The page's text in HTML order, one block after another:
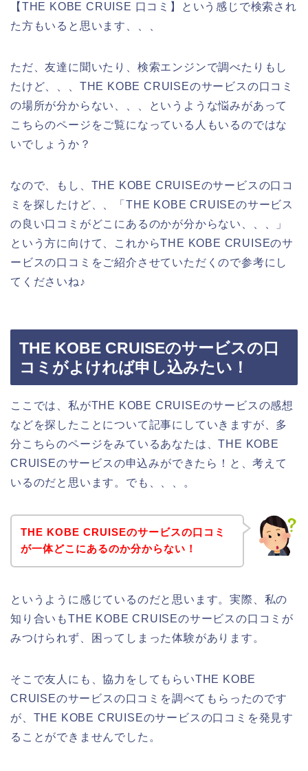
【THE KOBE CRUISE 口コミ】という感じで検索され
た方もいると思います、、、
ただ、友達に聞いたり、検索エンジンで調べたりもし
たけど、、、THE KOBE CRUISEのサービスの口コミ
の場所が分からない、、、というような悩みがあって
こちらのページをご覧になっている人もいるのではな
いでしょうか？
なので、もし、THE KOBE CRUISEのサービスの口コ
ミを探したけど、、「THE KOBE CRUISEのサービス
の良い口コミがどこにあるのかが分からない、、、」
という方に向けて、これからTHE KOBE CRUISEのサ
ービスの口コミをご紹介させていただくので参考にし
てくださいね♪
THE KOBE CRUISEのサービスの口
コミがよければ申し込みたい！
ここでは、私がTHE KOBE CRUISEのサービスの感想
などを探したことについて記事にしていきますが、多
分こちらのページをみているあなたは、THE KOBE
CRUISEのサービスの申込みができたら！と、考えて
いるのだと思います。でも、、、。
THE KOBE CRUISEのサービスの口コミ
が一体どこにあるのか分からない！
というように感じているのだと思います。実際、私の
知り合いもTHE KOBE CRUISEのサービスの口コミが
みつけられず、困ってしまった体験があります。
そこで友人にも、協力をしてもらいTHE KOBE
CRUISEのサービスの口コミを調べてもらったのです
が、THE KOBE CRUISEのサービスの口コミを発見す
ることができませんでした。